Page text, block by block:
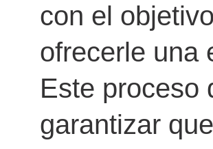
con el
ofrecerle una
Este proceso
garantizar